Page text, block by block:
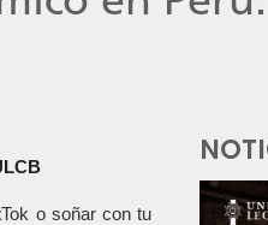
o soñar con tu